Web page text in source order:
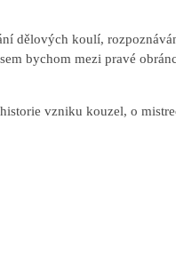
dělových koulí,
bychom mezi pravé
vzniku kouzel, o